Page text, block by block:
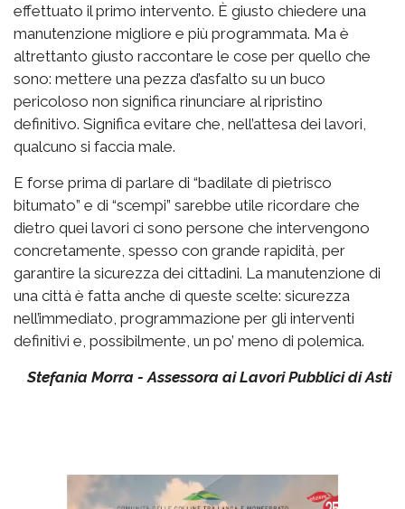
effettuato il primo intervento. È giusto chiedere una
manutenzione migliore e più programmata. Ma è
altrettanto giusto raccontare le cose per quello che
sono: mettere una pezza d’asfalto su un buco
pericoloso non significa rinunciare al ripristino
definitivo. Significa evitare che, nell’attesa dei lavori,
qualcuno si faccia male.
E forse prima di parlare di “badilate di pietrisco
bitumato” e di “scempi” sarebbe utile ricordare che
dietro quei lavori ci sono persone che intervengono
concretamente, spesso con grande rapidità, per
garantire la sicurezza dei cittadini. La manutenzione di
una città è fatta anche di queste scelte: sicurezza
nell’immediato, programmazione per gli interventi
definitivi e, possibilmente, un po’ meno di polemica.
Stefania Morra - Assessora ai Lavori Pubblici di Asti